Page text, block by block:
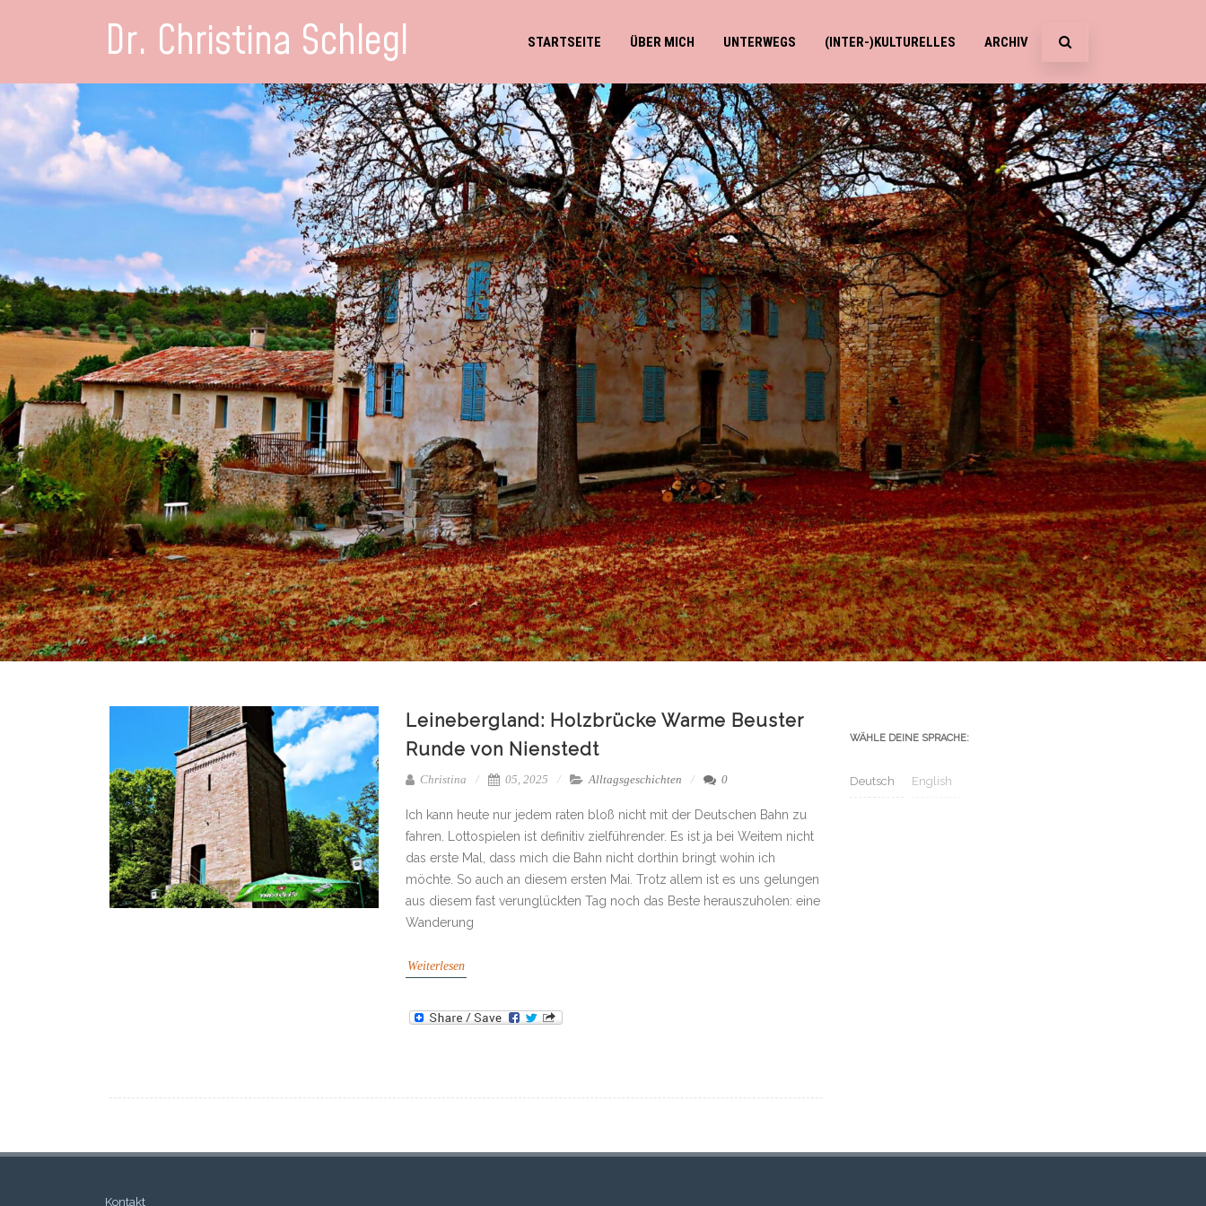
Dr. Christina Schlegl STARTSEITE ÜBER MICH UNTERWEGS (INTER-)KULTURELLES ARCHIV
Leinebergland: Holzbrücke Warme Beuster
Runde von Nienstedt
Christina 05, 2025 Alltagsgeschichten 0
Ich kann heute nur jedem raten bloß nicht mit der Deutschen Bahn zu
fahren. Lottospielen ist definitiv zielführender. Es ist ja bei Weitem nicht
das erste Mal, dass mich die Bahn nicht dorthin bringt wohin ich
möchte. So auch an diesem ersten Mai. Trotz allem ist es uns gelungen
aus diesem fast verunglückten Tag noch das Beste herauszuholen: eine
Wanderung
Weiterlesen
WÄHLE DEINE SPRACHE:
Deutsch English
Kontakt